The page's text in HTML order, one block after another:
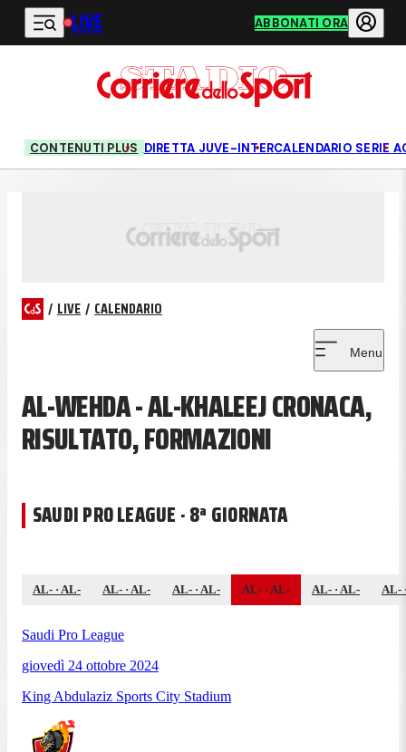
Vai al contenuto principale
LIVE ABBONATI ORA
CONTENUTI PLUS DIRETTA JUVE-INTERCALENDARIO SERIE A
/ LIVE / CALENDARIO
Menu
AL-WEHDA - AL-KHALEEJ CRONACA,
RISULTATO, FORMAZIONI
SAUDI PRO LEAGUE · 8ª GIORNATA
AL- · AL- AL- · AL- AL- · AL- AL- · AL- AL- · AL- AL-
Saudi Pro League
giovedì 24 ottobre 2024
King Abdulaziz Sports City Stadium